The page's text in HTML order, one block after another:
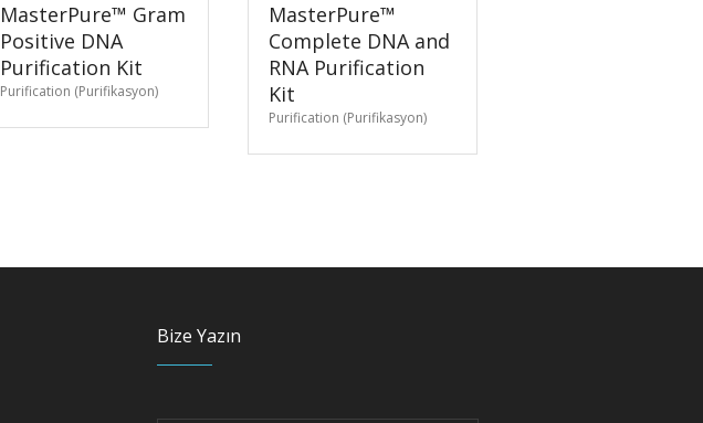
MasterPure™ Gram
Positive DNA
Purification Kit
Purification (Purifikasyon)
MasterPure™
Complete DNA and
RNA Purification
Kit
Purification (Purifikasyon)
Bize Yazın